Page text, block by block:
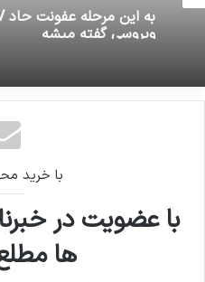
ویروسی گفته میشه
با خرید
با عضویت در
ها